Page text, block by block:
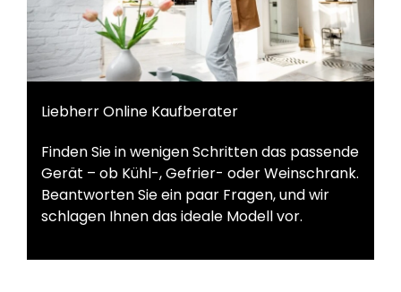
Liebherr Online Kaufberater
Finden Sie in wenigen Schritten das passende
Gerät – ob Kühl-, Gefrier- oder Weinschrank.
Beantworten Sie ein paar Fragen, und wir
schlagen Ihnen das ideale Modell vor.